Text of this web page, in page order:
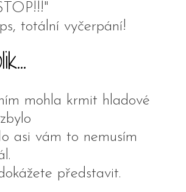
totální vyčerpání!
mohla krmit hladové
asi vám to nemusím
představit.